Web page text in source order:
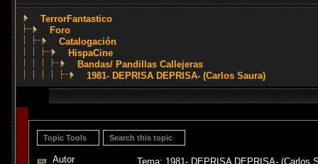
TerrorFantastico
Foro
Catalogación
HispaCine
Bandas/ Pandillas Callejeras
1981- DEPRISA DEPRISA- (Carlos Saura)
Topic Tools Search this topic
Autor Tema: 1981- DEPRISA DEPRISA- (Carlos